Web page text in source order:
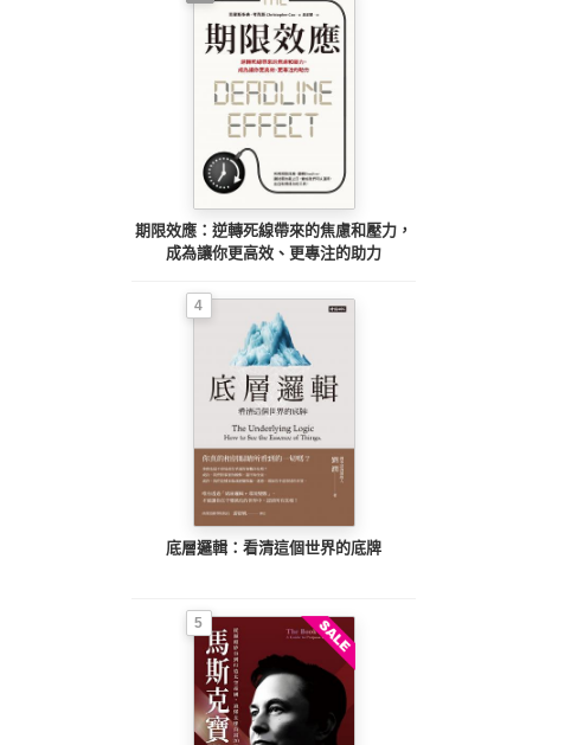
期限效應：逆轉死線帶來的焦慮和壓力，
成為讓你更高效、更專注的助力
4
底層邏輯：看清這個世界的底牌
5